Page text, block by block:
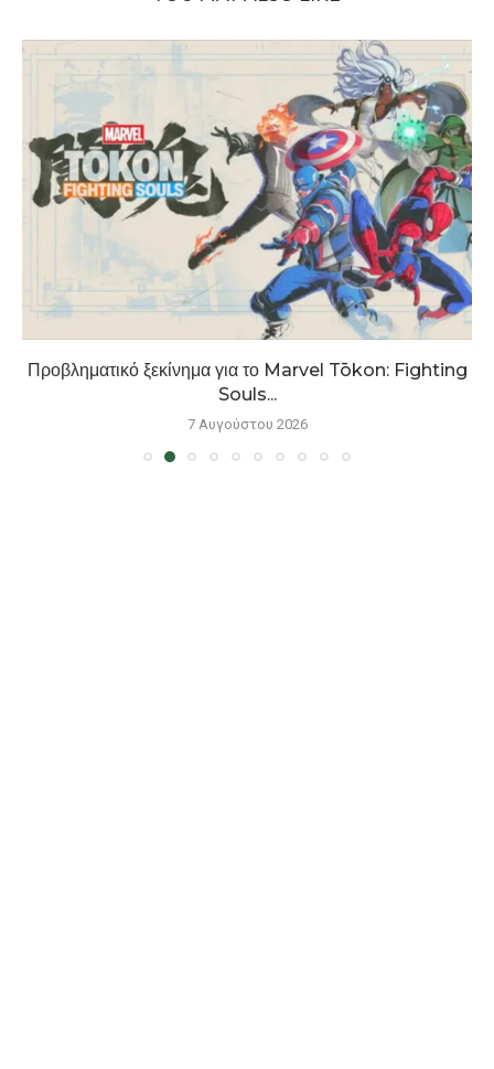
Προβληματικό ξεκίνημα για το Marvel Tōkon: Fighting
Souls...
7 Αυγούστου 2026